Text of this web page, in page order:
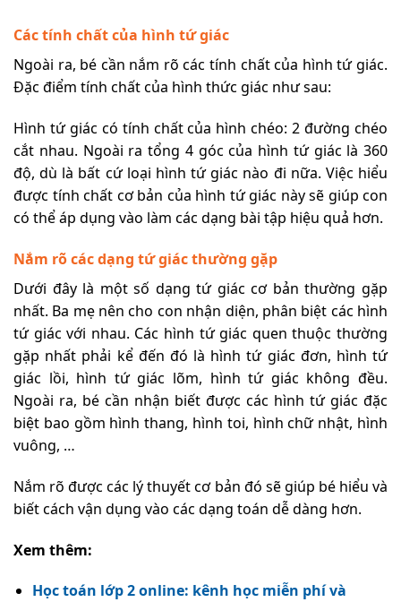
Các tính chất của hình tứ giác
Ngoài ra, bé cần nắm rõ các tính chất của hình tứ giác.
Đặc điểm tính chất của hình thức giác như sau:
Hình tứ giác có tính chất của hình chéo: 2 đường chéo
cắt nhau. Ngoài ra tổng 4 góc của hình tứ giác là 360
độ, dù là bất cứ loại hình tứ giác nào đi nữa. Việc hiểu
được tính chất cơ bản của hình tứ giác này sẽ giúp con
có thể áp dụng vào làm các dạng bài tập hiệu quả hơn.
Nắm rõ các dạng tứ giác thường gặp
Dưới đây là một số dạng tứ giác cơ bản thường gặp
nhất. Ba mẹ nên cho con nhận diện, phân biệt các hình
tứ giác với nhau. Các hình tứ giác quen thuộc thường
gặp nhất phải kể đến đó là hình tứ giác đơn, hình tứ
giác lồi, hình tứ giác lõm, hình tứ giác không đều.
Ngoài ra, bé cần nhận biết được các hình tứ giác đặc
biệt bao gồm hình thang, hình toi, hình chữ nhật, hình
vuông, …
Nắm rõ được các lý thuyết cơ bản đó sẽ giúp bé hiểu và
biết cách vận dụng vào các dạng toán dễ dàng hơn.
Xem thêm:
Học toán lớp 2 online: kênh học miễn phí và